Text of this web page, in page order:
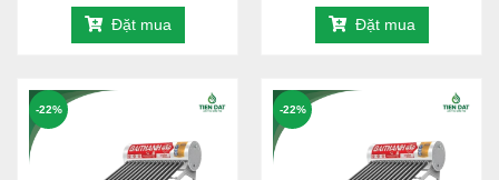
Đặt mua Đặt mua
-22% -22%